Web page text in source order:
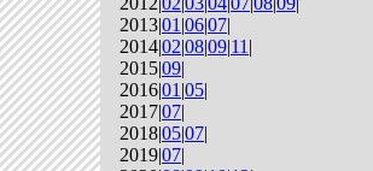
2013|01 |06|07|
2014|02|08|09|11 |
2015|09|
2016|01 |05|
2017|07|
2018|05|07|
2019|07|